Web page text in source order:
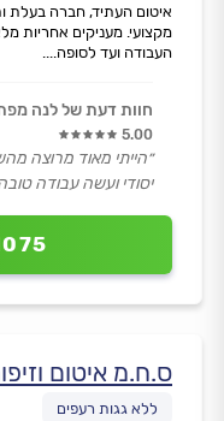
איטום העתיד, חברה בעלת
מקצועי. מעניקים אחריות
העבודה ועד לסופה....
חוות דעת של לנה
5.00
״הייתי מאוד מרוצה
יסודי ועשה עבודה
ס.ח.מ איטום